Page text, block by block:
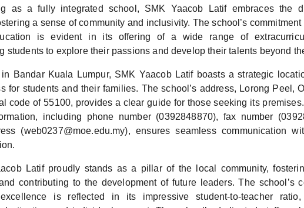
as a fully integrated school, SMK Yaacob Latif embraces the
a sense of community and inclusivity. The school’s
is evident in its offering of a wide range of
students to explore their passions and develop their talents beyond
in Bandar Kuala Lumpur, SMK Yaacob Latif boasts a strategic
for students and their families. The school’s address, Lorong Peel,
code of 55100, provides a clear guide for those seeking its
including phone number (0392848870), fax number
(web0237@moe.edu.my), ensures seamless communication
Latif proudly stands as a pillar of the local community,
contributing to the development of future leaders. The school’s
is reflected in its impressive student-to-teacher